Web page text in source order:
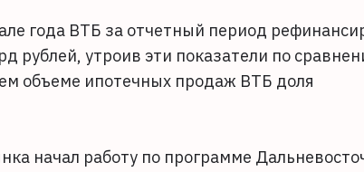
года ВТБ за отчетный период
рублей, утроив эти показатели по
объеме ипотечных продаж ВТБ доля
начал работу по программе